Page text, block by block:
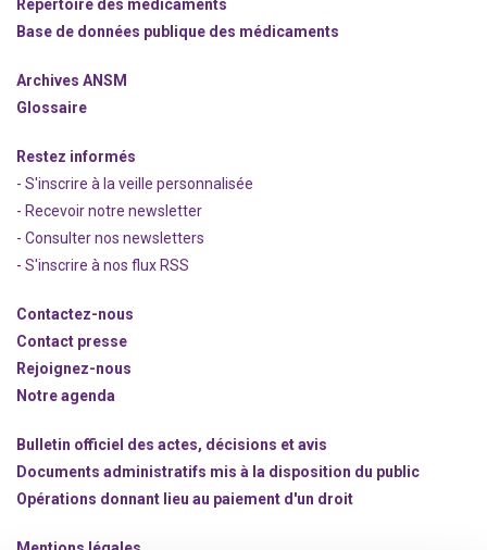
Répertoire des médicaments
Base de données publique des médicaments
Archives ANSM
Glossaire
Restez informés
- S'inscrire à la veille personnalisée
- Recevoir notre newsletter
- Consulter nos newsletters
- S'inscrire à nos flux RSS
Contactez-nous
Contact presse
Rejoignez-nous
Notre agenda
Bulletin officiel des actes, décisions et avis
Documents administratifs mis à la disposition du public
Opérations donnant lieu au paiement d'un droit